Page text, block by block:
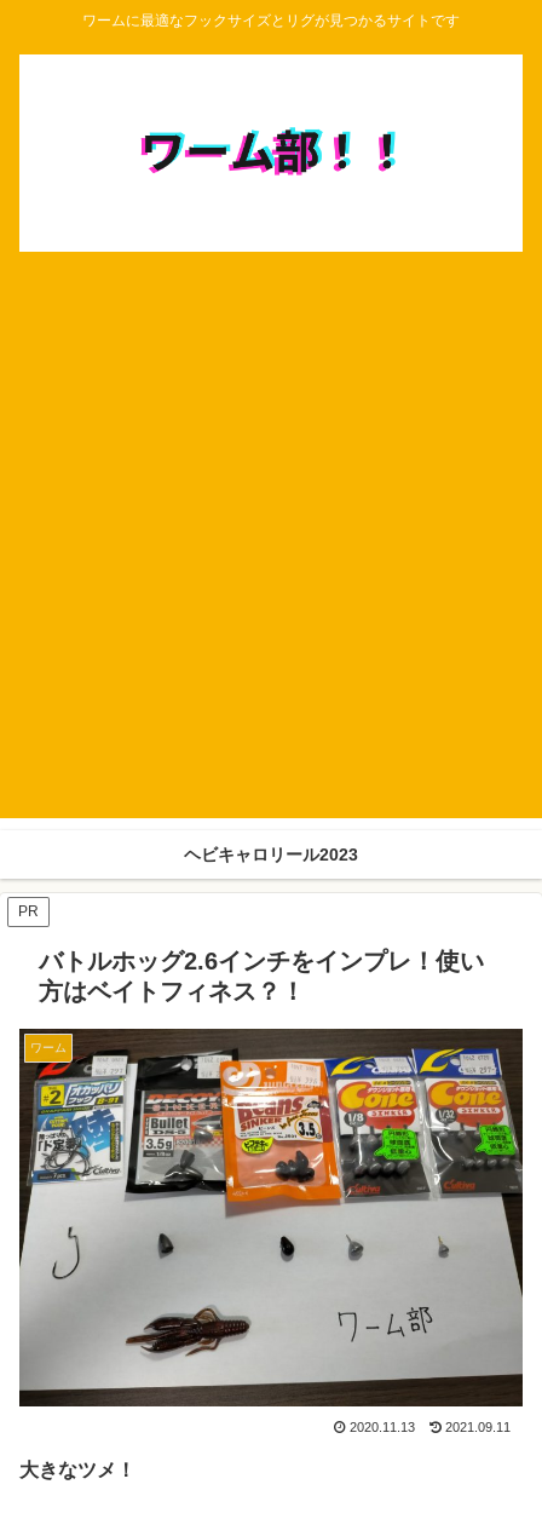
ワームに最適なフックサイズとリグが見つかるサイトです
ヘビキャロリール2023
PR
バトルホッグ2.6インチをインプレ！使い
方はベイトフィネス？！
ワーム
2020.11.13 2021.09.11
大きなツメ！